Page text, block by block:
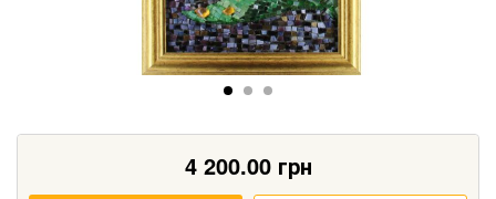
4 200.00грн